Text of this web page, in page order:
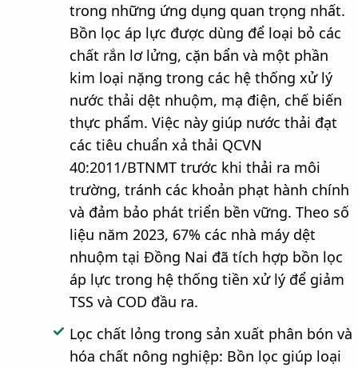
trong những ứng dụng quan trọng nhất.
Bồn lọc áp lực được dùng để loại bỏ các
chất rắn lơ lửng, cặn bẩn và một phần
kim loại nặng trong các hệ thống xử lý
nước thải dệt nhuộm, mạ điện, chế biến
thực phẩm. Việc này giúp nước thải đạt
các tiêu chuẩn xả thải QCVN
40:2011/BTNMT trước khi thải ra môi
trường, tránh các khoản phạt hành chính
và đảm bảo phát triển bền vững. Theo số
liệu năm 2023, 67% các nhà máy dệt
nhuộm tại Đồng Nai đã tích hợp bồn lọc
áp lực trong hệ thống tiền xử lý để giảm
TSS và COD đầu ra.
Lọc chất lỏng trong sản xuất phân bón và
hóa chất nông nghiệp: Bồn lọc giúp loại